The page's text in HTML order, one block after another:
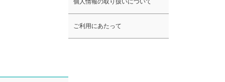
個人情報の取り扱いについて
ご利用にあたって